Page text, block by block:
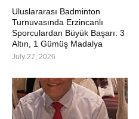
Uluslararası Badminton
Turnuvasında Erzincanlı
Sporculardan Büyük Başarı: 3
Altın, 1 Gümüş Madalya
July 27, 2026